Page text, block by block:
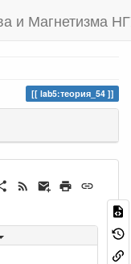
и Магнетизма
lab5:теория_54